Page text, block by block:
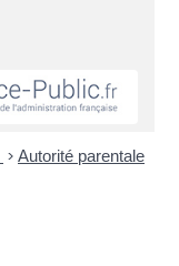
> Autorité parentale